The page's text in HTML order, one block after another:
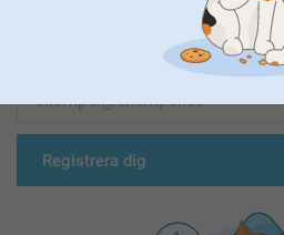
Registrera dig till
Ange din e-postadress här
Registrera dig